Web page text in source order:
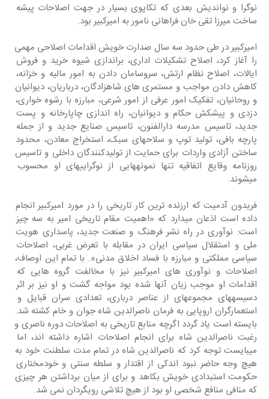
نوگرا و نواندیش بعدی که تکاپوی بسیار در جهت اصلاحات پیشه
ساخت میرزا تقی خان فراهانی نامور به امیرکبیر بود.
امیرکبیر در طی حدود سه سال صدارت خویش اقدامات اصلاحی مهمی
را آغاز کرد، اصلاح تشکیلات اداری، براندازی شیوه خرید و فروش
ایالات، اصلاح نظام ارتش، سروسامان دادن به امور مالیه و خزانه،
کاهش دادن مواجب و مستمری های شاهزادگان، درباریان، دیوانیان
و روحانیان، تفکیک امور عرفی از امور شرعی، مبارزه با رشوه خواری،
دزدی و پیشکش حکام و دیوانیان، راه اندازی چاپارخانه و پست
جدید، تاسیس مدرسه دارالفنون، تاسیس صنایع جدید و از جمله
پارچه بافی، تولید توپ و سلاحهای سبک، استخراج معادن، محدود
ساختن آزادی واردات برای حمایت از تولیدکنندگان داخلی و تاسیس
روزنامه وقایع اتفاقیه تنها نمونههایی از نوگراییهای او محسوب
میشوند.
فریدون آدمیت که ارزنده ترین کار تاریخی را در مورد امیرکبیر انجام
داده است اذعان میدارد که «اهمیت مقام تاریخی امیر به سه چیز
است: نوآوری در راه نشر فرهنگ و صنعت جدید، پاسداری هویت
ملی و استقلال سیاسی ایران در مقابله با تعرض غربی، اصلاحات
سیاسی مملکتی و مبارزه با فساد اخلاق مدنی». با تمام این اوصاف،
اصلاحات و نوآوری های امیرکبیر نیز با مخالفت گروه هایی که
اقدامات او موجب زیان آنها شده بود مواجه گشت و او نیز بر اثر
دسیسههای مجموعهای از عناصر درباری، تعدادی سران قبایل و
استعمارگران اروپایی به فرمان ناصرالدین شاه جوان و خام کشته شد.
بایسته است یاد گردد اگرچه منابع تاریخی به اصلاحات دوره ناصری و
رغبت ناصرالدین شاه برای انجام اصلاحات اشاره داشته اند، اما
میبایست توجه کرد که ناصرالدین شاه در تمام مدت سلطنت خود به
هیچ وجه حاضر نبود اندکی از اقتدار و سلطه سنتی و خودمختاری
حکومت استبدادی خویش بکاهد و برای از میان برداشتن هر چیزی
که منافی منافع شخصی او بود از هیچ تلاشی رویگردان نمی شد.